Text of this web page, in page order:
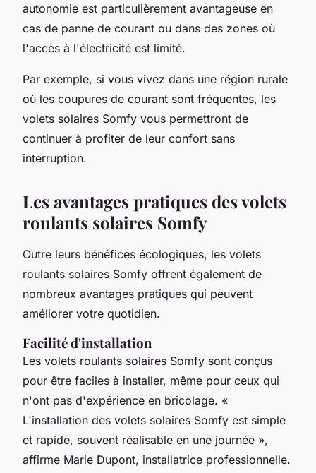
autonomie est particulièrement avantageuse en
cas de panne de courant ou dans des zones où
l'accès à l'électricité est limité.
Par exemple, si vous vivez dans une région rurale
où les coupures de courant sont fréquentes, les
volets solaires Somfy vous permettront de
continuer à profiter de leur confort sans
interruption.
Les avantages pratiques des volets
roulants solaires Somfy
Outre leurs bénéfices écologiques, les volets
roulants solaires Somfy offrent également de
nombreux avantages pratiques qui peuvent
améliorer votre quotidien.
Facilité d'installation
Les volets roulants solaires Somfy sont conçus
pour être faciles à installer, même pour ceux qui
n'ont pas d'expérience en bricolage. «
L'installation des volets solaires Somfy est simple
et rapide, souvent réalisable en une journée »,
affirme Marie Dupont, installatrice professionnelle.